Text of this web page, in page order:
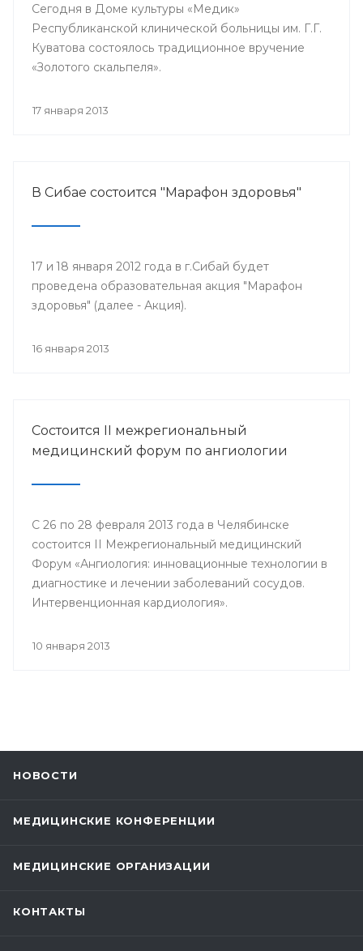
Сегодня в Доме культуры «Медик»
Республиканской клинической больницы им. Г.Г.
Куватова состоялось традиционное вручение
«Золотого скальпеля».
17 января 2013
В Сибае состоится "Марафон здоровья"
17 и 18 января 2012 года в г.Сибай будет
проведена образовательная акция "Марафон
здоровья" (далее - Акция).
16 января 2013
Состоится II межрегиональный
медицинский форум по ангиологии
С 26 по 28 февраля 2013 года в Челябинске
состоится II Межрегиональный медицинский
Форум «Ангиология: инновационные технологии в
диагностике и лечении заболеваний сосудов.
Интервенционная кардиология».
10 января 2013
НОВОСТИ
МЕДИЦИНСКИЕ КОНФЕРЕНЦИИ
МЕДИЦИНСКИЕ ОРГАНИЗАЦИИ
КОНТАКТЫ